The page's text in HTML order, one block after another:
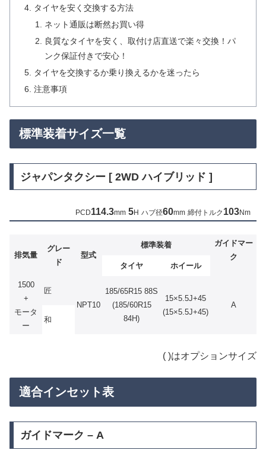
タイヤを安く交換する方法
ネット通販は断然お買い得
良質なタイヤを安く、取付け店直送で楽々交換！パ
ンク保証付きで安心！
タイヤを交換するか乗り換えるかを迷ったら
注意事項
標準装着サイズ一覧
ジャパンタクシー [ 2WD ハイブリッド ]
PCD114.3mm 5H ハブ径60mm 締付トルク 103Nm
排気量
グレー
ド
型式
標準装着
ガイドマー
ク
タイヤ
ホイール
1500
+
モータ
ー
匠
NPT10
185/65R15 88S
(185/60R15
84H)
15×5.5J+45
(15×5.5J+45)
A
和
( )はオプションサイズ
適合インセット表
ガイドマーク – A